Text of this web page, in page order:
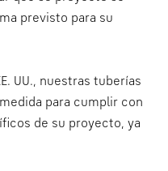
previsto para su
UU., nuestras tuberías
para cumplir con
de su proyecto, ya